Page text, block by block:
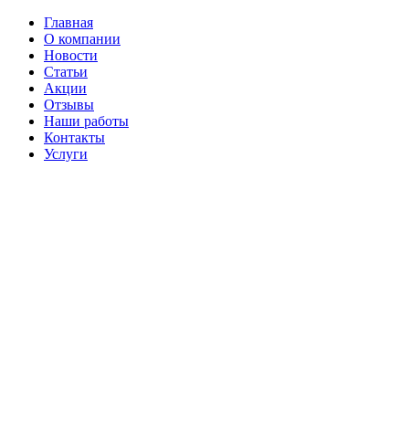
Главная
О компании
Новости
Статьи
Акции
Отзывы
Наши работы
Контакты
Услуги